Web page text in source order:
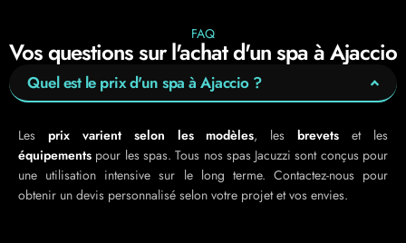
FAQ
Vos questions sur l'achat d'un spa à Ajaccio
Quel est le prix d'un spa à Ajaccio ?
Les prix varient selon les modèles, lesbrevets et les
équipements pour les spas. Tous nos spas Jacuzzi sont conçus pour
une utilisation intensive sur le long terme. Contactez-nous pour
obtenir un devis personnalisé selon votre projet et vos envies.